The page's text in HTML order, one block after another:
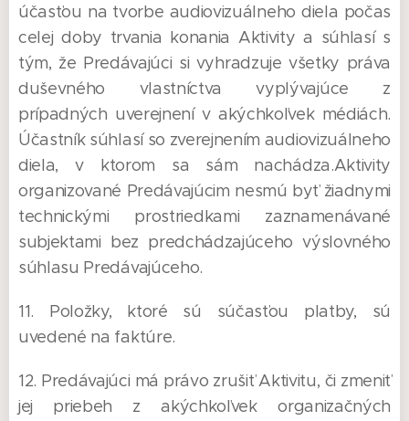
účasťou na tvorbe audiovizuálneho diela počas
celej doby trvania konania Aktivity a súhlasí s
tým, že Predávajúci si vyhradzuje všetky práva
duševného vlastníctva vyplývajúce z
prípadných uverejnení v akýchkoľvek médiách.
Účastník súhlasí so zverejnením audiovizuálneho
diela, v ktorom sa sám nachádza.Aktivity
organizované Predávajúcim nesmú byť žiadnymi
technickými prostriedkami zaznamenávané
subjektami bez predchádzajúceho výslovného
súhlasu Predávajúceho.
11. Položky, ktoré sú súčasťou platby, sú
uvedené na faktúre.
12. Predávajúci má právo zrušiť Aktivitu, či zmeniť
jej priebeh z akýchkoľvek organizačných